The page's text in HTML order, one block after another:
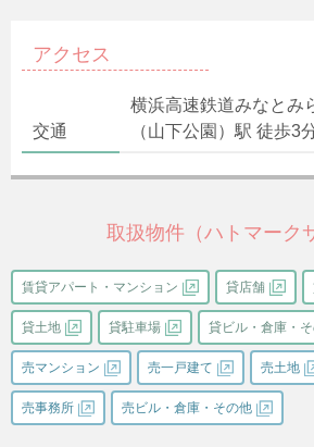
アクセス
交通
横浜高速鉄道みなとみ
（山下公園）駅 徒歩3
取扱物件（ハトマーク
賃貸アパート・マンション 貸店舗
貸土地 貸駐車場 貸ビル・倉庫・
売マンション 売一戸建て 売土地
売事務所 売ビル・倉庫・その他